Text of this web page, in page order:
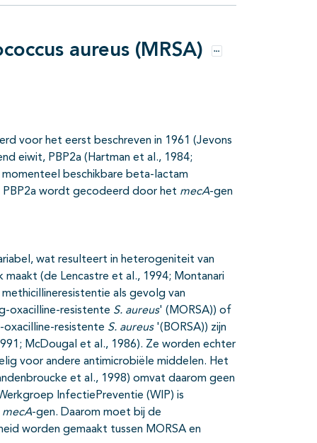
aureus (MRSA) Opties
voor het eerst beschreven in 1961 (Jevons
eiwit, PBP2a (Hartman et al., 1984;
beschikbare beta-lactam
PBP2a wordt gecodeerd door het mecA-gen
wat resulteert in heterogeniteit van
(de Lencastre et al., 1994; Montanari
als gevolg van
oxacilline-resistente S. aureus' (MORSA)) of
resistente S. aureus'(BORSA)) zijn
McDougal et al., 1986). Ze worden echter
voor andere antimicrobiële middelen. Het
et al., 1998) omvat daarom geen
InfectiePreventie (WIP) is
mecA-gen. Daarom moet bij de
worden gemaakt tussen MORSA en